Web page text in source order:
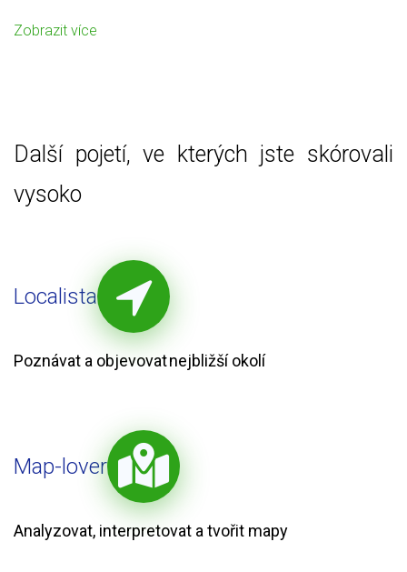
Zobrazit více
Další pojetí, ve kterých jste skórovali
vysoko
Localista
Poznávat a objevovat nejbližší okolí
Map-lover
Analyzovat, interpretovat a tvořit mapy